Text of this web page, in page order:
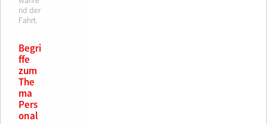
nd der
Fahrt.
Begri
ffe
zum
The
ma
Pers
onal